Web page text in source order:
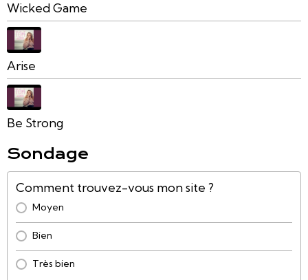
Wicked Game
Arise
Be Strong
Sondage
Comment trouvez-vous mon site ?
Moyen
Bien
Très bien